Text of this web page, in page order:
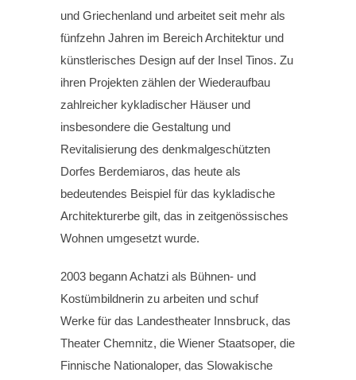
und Griechenland und arbeitet seit mehr als
fünfzehn Jahren im Bereich Architektur und
künstlerisches Design auf der Insel Tinos. Zu
ihren Projekten zählen der Wiederaufbau
zahlreicher kykladischer Häuser und
insbesondere die Gestaltung und
Revitalisierung des denkmalgeschützten
Dorfes Berdemiaros, das heute als
bedeutendes Beispiel für das kykladische
Architekturerbe gilt, das in zeitgenössisches
Wohnen umgesetzt wurde.
2003 begann Achatzi als Bühnen- und
Kostümbildnerin zu arbeiten und schuf
Werke für das Landestheater Innsbruck, das
Theater Chemnitz, die Wiener Staatsoper, die
Finnische Nationaloper, das Slowakische